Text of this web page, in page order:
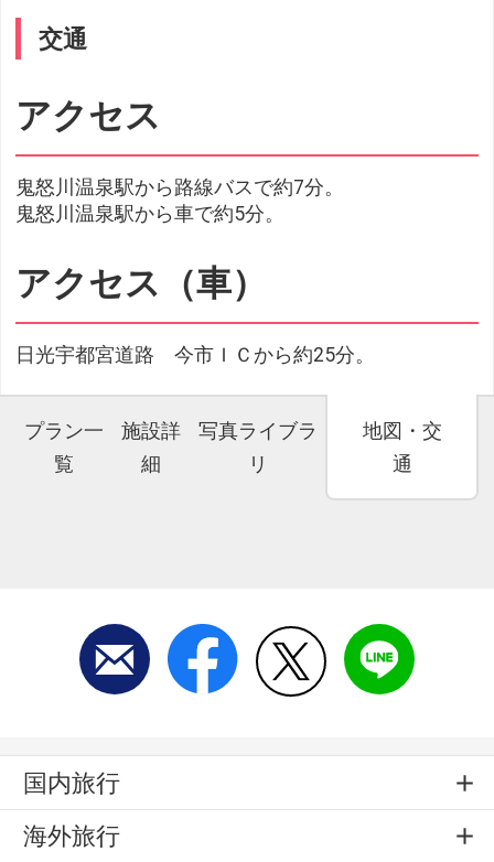
交通
アクセス
鬼怒川温泉駅から路線バスで約7分。
鬼怒川温泉駅から車で約5分。
アクセス（車）
日光宇都宮道路 今市ＩＣから約25分。
プラン一
覧
施設詳
細
写真ライブラ
リ
地図・交
通
国内旅行
海外旅行